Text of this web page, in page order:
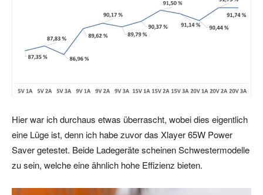
Hier war ich durchaus etwas überrascht, wobei dies eigentlich
eine Lüge ist, denn ich habe zuvor das Xlayer 65W Power
Saver getestet. Beide Ladegeräte scheinen Schwestermodelle
zu sein, welche eine ähnlich hohe Effizienz bieten.